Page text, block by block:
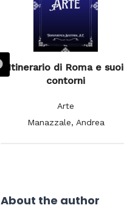
Itinerario di Roma e suoi
contorni
Arte
Manazzale, Andrea
About the author